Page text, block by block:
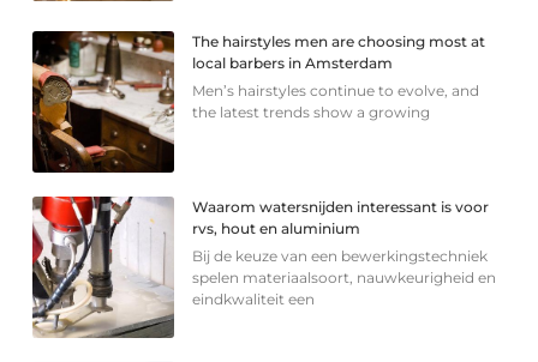
The hairstyles men are choosing most at
local barbers in Amsterdam
Men’s hairstyles continue to evolve, and
the latest trends show a growing
Waarom watersnijden interessant is voor
rvs, hout en aluminium
Bij de keuze van een bewerkingstechniek
spelen materiaalsoort, nauwkeurigheid en
eindkwaliteit een